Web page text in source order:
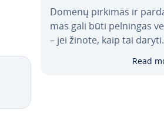
Domenų pirkimas ir
mas gali būti pelningas
– jei žinote, kaip tai
Read